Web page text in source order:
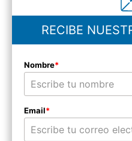
RECIBE
Nombre*
Email*